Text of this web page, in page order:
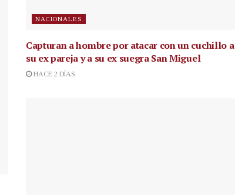
NACIONALES
Capturan a hombre por atacar con un cuchillo a
su ex pareja y a su ex suegra San Miguel
HACE 2 DÍAS